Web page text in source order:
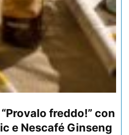
freddo!” con
e Nescafé Ginseng